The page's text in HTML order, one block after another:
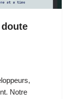
Notre